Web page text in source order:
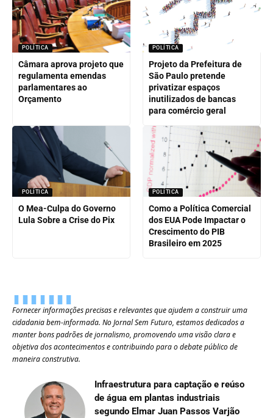
POLÍTICA
Câmara aprova projeto que
regulamenta emendas
parlamentares ao
Orçamento
POLÍTICA
Projeto da Prefeitura de
São Paulo pretende
privatizar espaços
inutilizados de bancas
para comércio geral
POLÍTICA
O Mea-Culpa do Governo
Lula Sobre a Crise do Pix
POLÍTICA
Como a Política Comercial
dos EUA Pode Impactar o
Crescimento do PIB
Brasileiro em 2025
Fornecer informações precisas e relevantes que ajudem a construir uma
cidadania bem-informada. No Jornal Sem Futuro, estamos dedicados a
manter bons padrões de jornalismo, promovendo uma visão clara e
objetiva dos acontecimentos e contribuindo para o debate público de
maneira construtiva.
Infraestrutura para captação e reúso
de água em plantas industriais
segundo Elmar Juan Passos Varjão